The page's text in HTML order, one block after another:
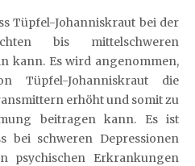
Tüpfel-Johanniskraut bei der
bis mittelschweren
kann. Es wird angenommen,
Tüpfel-Johanniskraut die
erhöht und somit zu
beitragen kann. Es ist
bei schweren Depressionen
psychischen Erkrankungen